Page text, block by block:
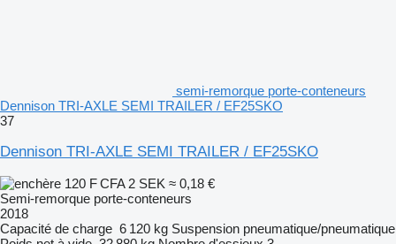
semi-remorque porte-conteneurs
Dennison TRI-AXLE SEMI TRAILER / EF25SKO
37
Dennison TRI-AXLE SEMI TRAILER / EF25SKO
120 F CFA 2 SEK ≈ 0,18 €
Semi-remorque porte-conteneurs
2018
Capacité de charge 6 120 kg Suspension pneumatique/pneumatique